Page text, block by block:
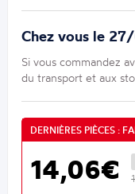
Chez vous le
Si vous commandez
du transport et aux
DERNIÈRES PIÈCES :
14,06€